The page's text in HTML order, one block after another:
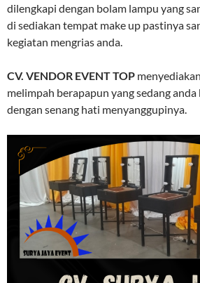
dilengkapi dengan bolam lampu yang
di sediakan tempat make up pastinya
kegiatan mengrias anda.
CV. VENDOR EVENT TOP
melimpah berapapun yang sedang
dengan senang hati menyanggupinya.